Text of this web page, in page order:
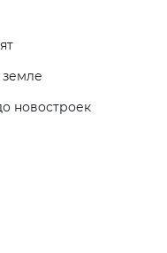
новостроек